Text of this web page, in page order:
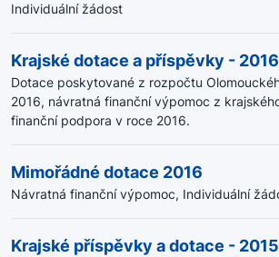
Individuální žádost
Krajské dotace a příspěvky - 2016
Dotace poskytované z rozpočtu
2016, návratná finanční výpomoc z
finanční podpora v roce 2016.
Mimořádné dotace 2016
Návratná finanční výpomoc, Individuální
Krajské příspěvky a dotace - 2015